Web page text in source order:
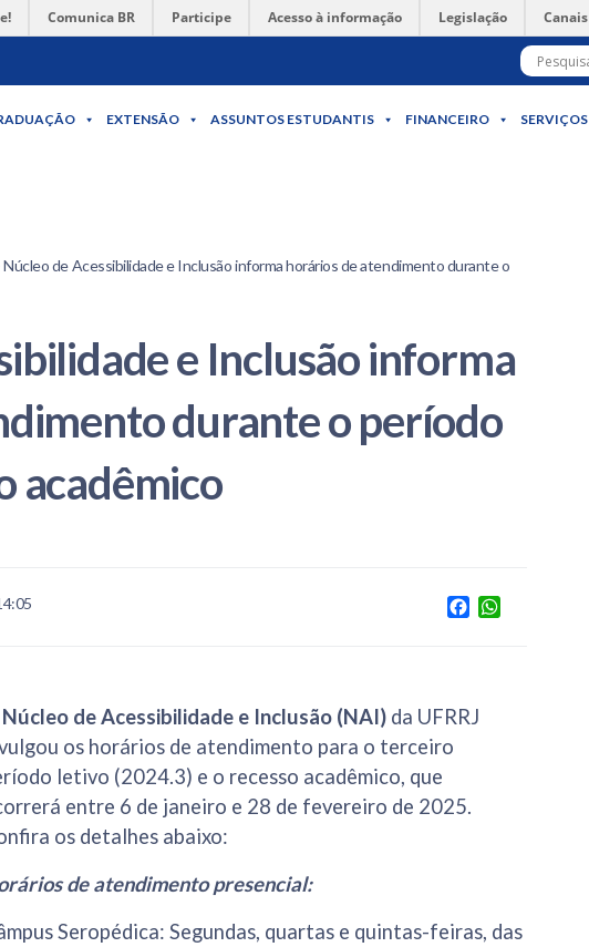
Comunica BR Participe Acesso à informação Legislação Canais
EXTENSÃO ASSUNTOS ESTUDANTIS FINANCEIRO SERVIÇOS
de Acessibilidade e Inclusão informa horários de atendimento durante o
e Inclusão informa
durante o período
acadêmico
Facebook
Núcleo de Acessibilidade e Inclusão (NAI) da UFRRJ
os horários de atendimento para o terceiro
letivo (2024.3) e o recesso acadêmico, que
entre 6 de janeiro e 28 de fevereiro de 2025.
os detalhes abaixo:
de atendimento presencial:
Seropédica: Segundas, quartas e quintas-feiras, das